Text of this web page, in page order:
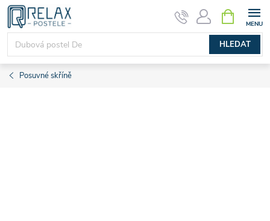
Přejít
obsah
HLEDAT
NÁKUPNÍ
KOŠÍK
Posuvné skříně